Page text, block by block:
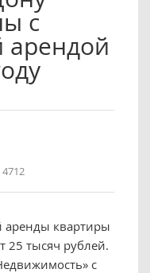
с
арендой
4712
аренды квартиры
25 тысяч рублей.
с